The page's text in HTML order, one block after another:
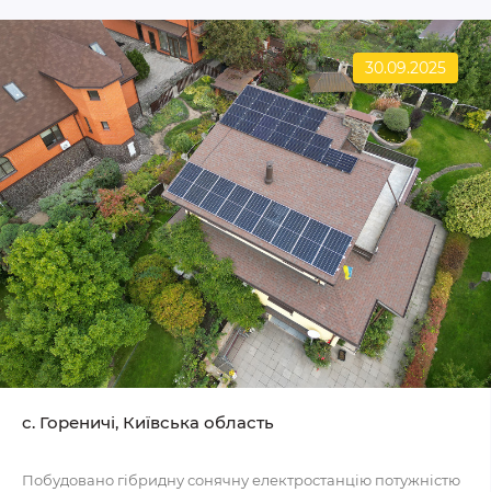
30.09.2025
c. Гореничі, Київська область
Побудовано гібридну сонячну електростанцію потужністю